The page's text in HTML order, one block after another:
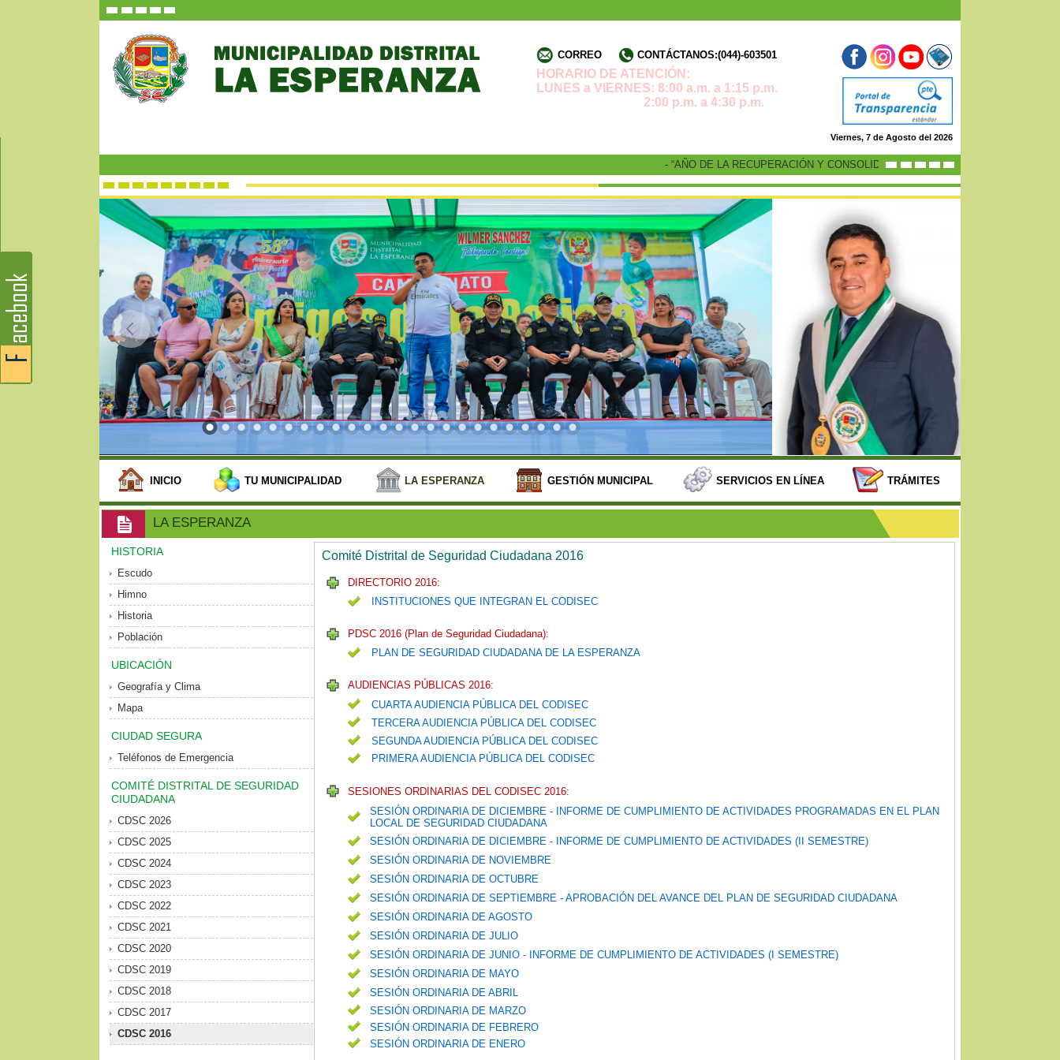
CORREO CONTÁCTANOS:(044)-603501
HORARIO DE ATENCIÓN:
LUNES a VIERNES: 8:00 a.m. a 1:15 p.m.
2:00 p.m. a 4:30 p.m.
Viernes, 7 de Agosto del 2026
- “AÑO DE LA RECUPERACIÓN Y CONSOLIDACIÓN DE LA ECONOMÍA PERUANA”
INICIO TU MUNICIPALIDAD LA ESPERANZA GESTIÓN MUNICIPAL SERVICIOS EN LÍNEA TRÁMITES
LA ESPERANZA
HISTORIA
Escudo
Himno
Historia
Población
UBICACIÓN
Geografía y Clima
Mapa
CIUDAD SEGURA
Teléfonos de Emergencia
COMITÉ DISTRITAL DE SEGURIDAD
CIUDADANA
CDSC 2026
CDSC 2025
CDSC 2024
CDSC 2023
CDSC 2022
CDSC 2021
CDSC 2020
CDSC 2019
CDSC 2018
CDSC 2017
CDSC 2016
Comité Distrital de Seguridad Ciudadana 2016
DIRECTORIO 2016:
INSTITUCIONES QUE INTEGRAN EL CODISEC
PDSC 2016 (Plan de Seguridad Ciudadana):
PLAN DE SEGURIDAD CIUDADANA DE LA ESPERANZA
AUDIENCIAS PÚBLICAS 2016:
CUARTA AUDIENCIA PÚBLICA DEL CODISEC
TERCERA AUDIENCIA PÚBLICA DEL CODISEC
SEGUNDA AUDIENCIA PÚBLICA DEL CODISEC
PRIMERA AUDIENCIA PÚBLICA DEL CODISEC
SESIONES ORDINARIAS DEL CODISEC 2016:
SESIÓN ORDINARIA DE DICIEMBRE - INFORME DE CUMPLIMIENTO DE ACTIVIDADES PROGRAMADAS EN EL PLAN
LOCAL DE SEGURIDAD CIUDADANA
SESIÓN ORDINARIA DE DICIEMBRE - INFORME DE CUMPLIMIENTO DE ACTIVIDADES (II SEMESTRE)
SESIÓN ORDINARIA DE NOVIEMBRE
SESIÓN ORDINARIA DE OCTUBRE
SESIÓN ORDINARIA DE SEPTIEMBRE - APROBACIÓN DEL AVANCE DEL PLAN DE SEGURIDAD CIUDADANA
SESIÓN ORDINARIA DE AGOSTO
SESIÓN ORDINARIA DE JULIO
SESIÓN ORDINARIA DE JUNIO - INFORME DE CUMPLIMIENTO DE ACTIVIDADES (I SEMESTRE)
SESIÓN ORDINARIA DE MAYO
SESIÓN ORDINARIA DE ABRIL
SESIÓN ORDINARIA DE MARZO
SESIÓN ORDINARIA DE FEBRERO
SESIÓN ORDINARIA DE ENERO